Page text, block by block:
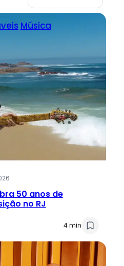
Música
50 anos de
no RJ
4 min